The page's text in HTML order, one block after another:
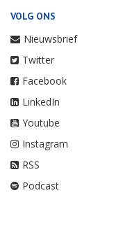
VOLG ONS
Nieuwsbrief
Twitter
Facebook
LinkedIn
Youtube
Instagram
RSS
Podcast